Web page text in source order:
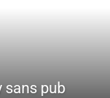
sans pub